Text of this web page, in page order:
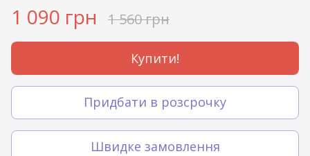
1 090 грн 1 560 грн
Купити!
Придбати в розсрочку
Швидке замовлення